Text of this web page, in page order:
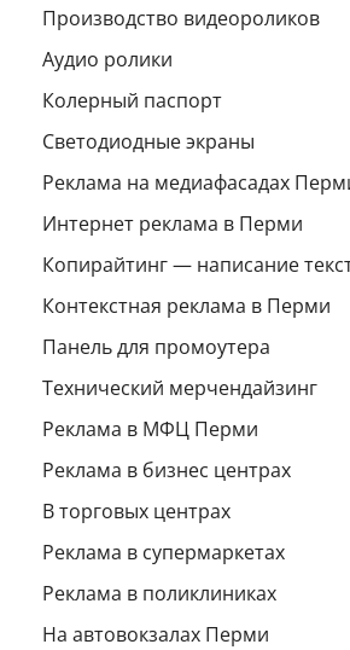
Производство видеороликов
Аудио ролики
Колерный паспорт
Светодиодные экраны
Реклама на медиафасадах
Интернет реклама в Перми
Копирайтинг — написание
Контекстная реклама в Перми
Панель для промоутера
Технический мерчендайзинг
Реклама в МФЦ Перми
Реклама в бизнес центрах
В торговых центрах
Реклама в супермаркетах
Реклама в поликлиниках
На автовокзалах Перми